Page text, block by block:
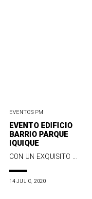
EVENTOS PM
EVENTO EDIFICIO
BARRIO PARQUE
IQUIQUE
CON UN EXQUISITO ...
14 JULIO, 2020